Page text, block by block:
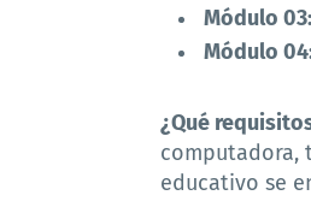
Módulo 03:
Módulo
¿Qué
computadora,
educativo se